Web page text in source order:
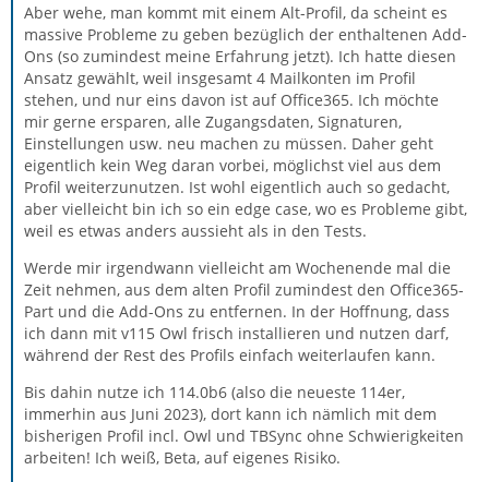
Aber wehe, man kommt mit einem Alt-Profil, da scheint es
massive Probleme zu geben bezüglich der enthaltenen Add-
Ons (so zumindest meine Erfahrung jetzt). Ich hatte diesen
Ansatz gewählt, weil insgesamt 4 Mailkonten im Profil
stehen, und nur eins davon ist auf Office365. Ich möchte
mir gerne ersparen, alle Zugangsdaten, Signaturen,
Einstellungen usw. neu machen zu müssen. Daher geht
eigentlich kein Weg daran vorbei, möglichst viel aus dem
Profil weiterzunutzen. Ist wohl eigentlich auch so gedacht,
aber vielleicht bin ich so ein edge case, wo es Probleme gibt,
weil es etwas anders aussieht als in den Tests.
Werde mir irgendwann vielleicht am Wochenende mal die
Zeit nehmen, aus dem alten Profil zumindest den Office365-
Part und die Add-Ons zu entfernen. In der Hoffnung, dass
ich dann mit v115 Owl frisch installieren und nutzen darf,
während der Rest des Profils einfach weiterlaufen kann.
Bis dahin nutze ich 114.0b6 (also die neueste 114er,
immerhin aus Juni 2023), dort kann ich nämlich mit dem
bisherigen Profil incl. Owl und TBSync ohne Schwierigkeiten
arbeiten! Ich weiß, Beta, auf eigenes Risiko.